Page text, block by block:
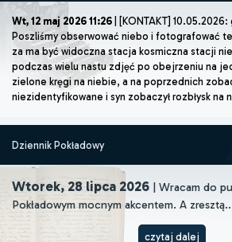
Wt, 12 maj 2026 11:26 | [KONTAKT]
Poszliśmy obserwować niebo i fotografować
za ma być widoczna stacja kosmiczna stacji
podczas wielu nastu zdjęć po obejrzeniu na
zielone kręgi na niebie, a na poprzednich
niezidentyfikowane i syn zobaczył rozbłysk na
Dziennik Pokładowy
Wtorek, 28 lipca 2026 | Wracam do
Pokładowym mocnym akcentem. A
czytaj dalej